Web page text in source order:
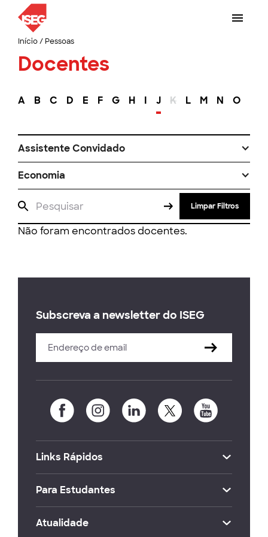
Início/ Pessoas
Docentes
A B C D E F G H I J K L M N O
Assistente Convidado
Economia
Limpar Filtros
Não foram encontrados docentes.
Subscreva a newsletter do ISEG
Links Rápidos
Para Estudantes
Atualidade